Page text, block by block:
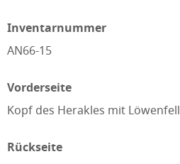
Inventarnummer
AN66-15
Vorderseite
Kopf des Herakles mit
Rückseite